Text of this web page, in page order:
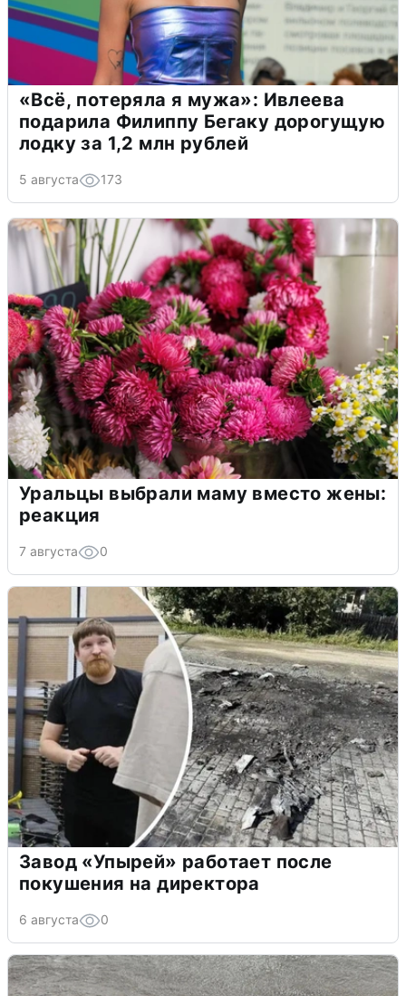
«Всё, потеряла я мужа»: Ивлеева
подарила Филиппу Бегаку дорогущую
лодку за 1,2 млн рублей
5 августа 173
Уральцы выбрали маму вместо жены:
реакция
7 августа 0
Завод «Упырей» работает после
покушения на директора
6 августа 0